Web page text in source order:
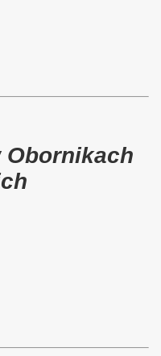
Obornikach